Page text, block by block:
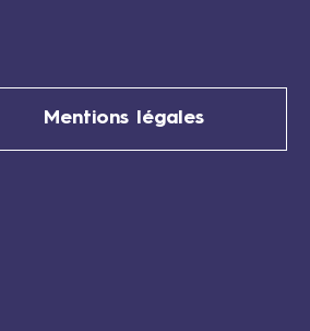
Mentions légales